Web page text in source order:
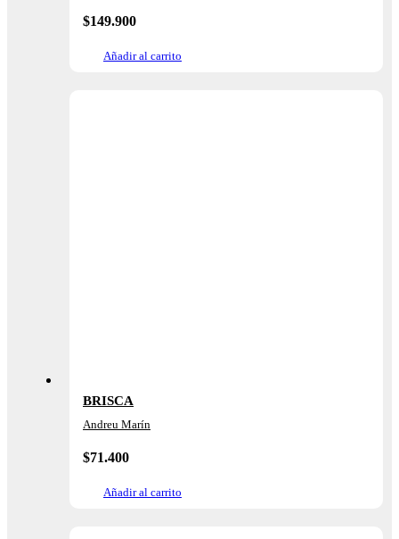
$149.900
Añadir al carrito
BRISCA
Andreu Marín
$71.400
Añadir al carrito